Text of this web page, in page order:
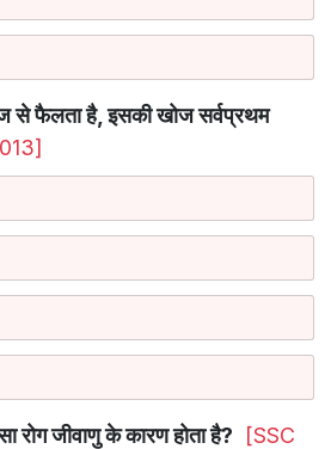
से फैलता है, इसकी खोज सर्वप्रथम
रोग जीवाणु के कारण होता है?
[SSC